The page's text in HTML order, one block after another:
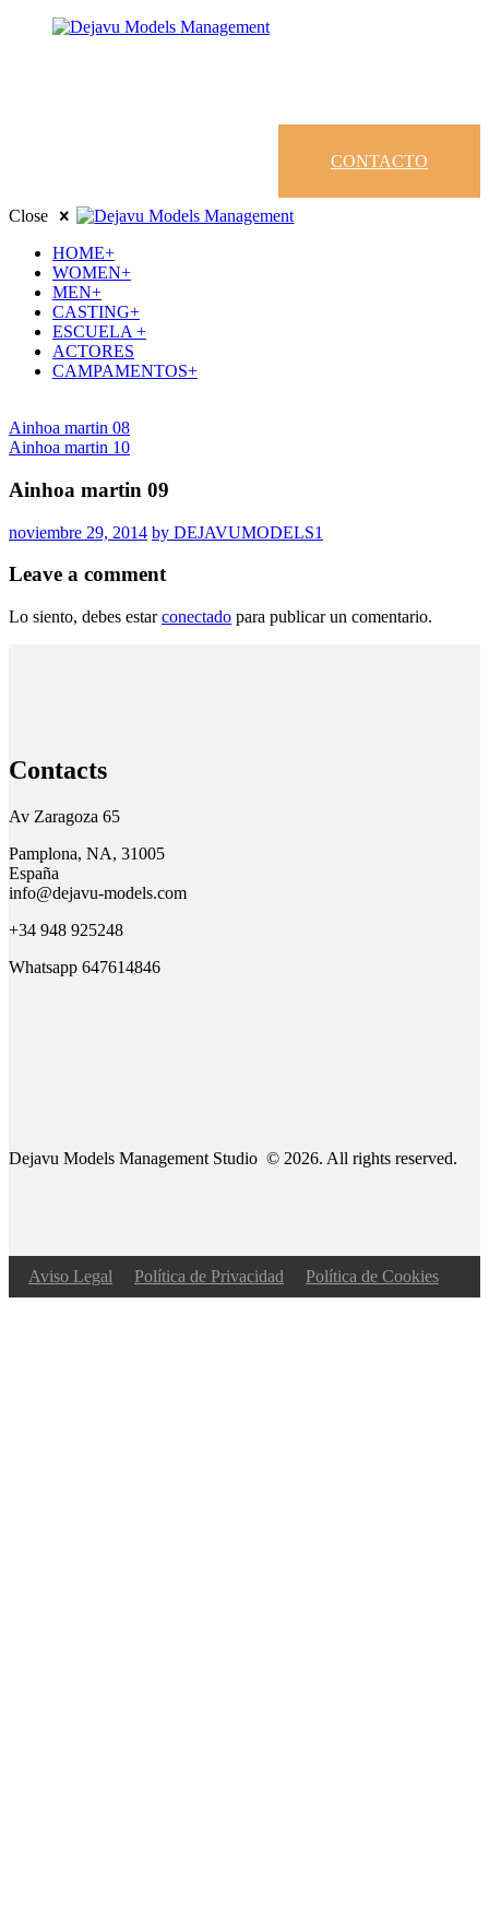
CONTACTO
Close
HOME+
WOMEN+
MEN+
CASTING+
ESCUELA +
ACTORES
CAMPAMENTOS+
Ainhoa martin 08
Ainhoa martin 10
Ainhoa martin 09
noviembre 29, 2014 by DEJAVUMODELS1
Leave a comment
Lo siento, debes estarconectado para publicar un comentario.
Contacts
Av Zaragoza 65
Pamplona, NA, 31005
España
info@dejavu-models.com
+34 948 925248
Whatsapp 647614846
Dejavu Models Management Studio © 2026. All rights reserved.
Aviso Legal Política de Privacidad Política de Cookies